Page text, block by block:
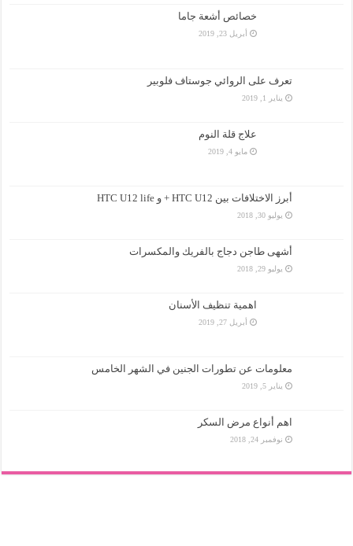
خصائص أشعة جاما
أبريل 23, 2019
تعرف على الروائي جوستاف فلوبير
يناير 1, 2019
علاج قلة النوم
مايو 4, 2019
أبرز الاختلافات بين HTC U12 + و HTC U12 life
يوليو 30, 2018
أشهى طاجن دجاج بالفريك والمكسرات
يوليو 29, 2018
اهمية تنظيف الأسنان
أبريل 27, 2019
معلومات عن تطورات الجنين في الشهر الخامس
يناير 5, 2019
اهم أنواع مرض السكر
نوفمبر 24, 2018